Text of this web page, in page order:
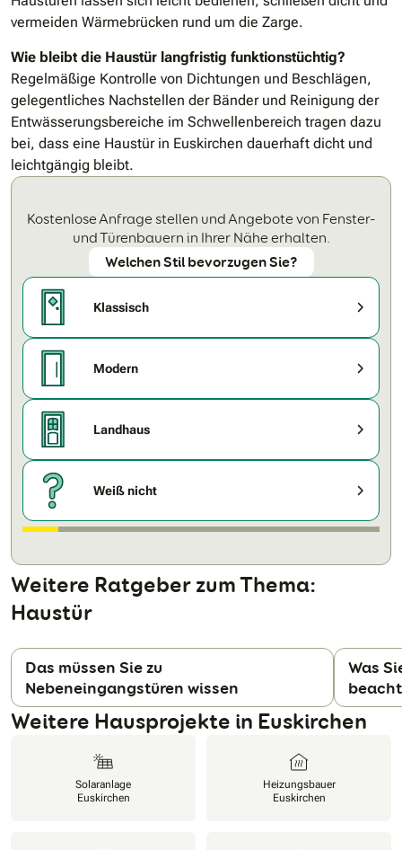
vermeiden Wärmebrücken rund um die Zarge.
Wie bleibt die Haustür langfristig funktionstüchtig?
Regelmäßige Kontrolle von Dichtungen und Beschlägen,
gelegentliches Nachstellen der Bänder und Reinigung der
Entwässerungsbereiche im Schwellenbereich tragen dazu
bei, dass eine Haustür in Euskirchen dauerhaft dicht und
leichtgängig bleibt.
Kostenlose Anfrage stellen und Angebote von Fenster-
und Türenbauern in Ihrer Nähe erhalten.
Welchen Stil bevorzugen Sie?
Klassisch
Modern
Landhaus
Weiß nicht
Weitere Ratgeber zum Thema:
Haustür
Das müssen Sie zu
Nebeneingangstüren wissen
Was
Weitere Hausprojekte in Euskirchen
Solaranlage
Euskirchen
Heizungsbauer
Euskirchen